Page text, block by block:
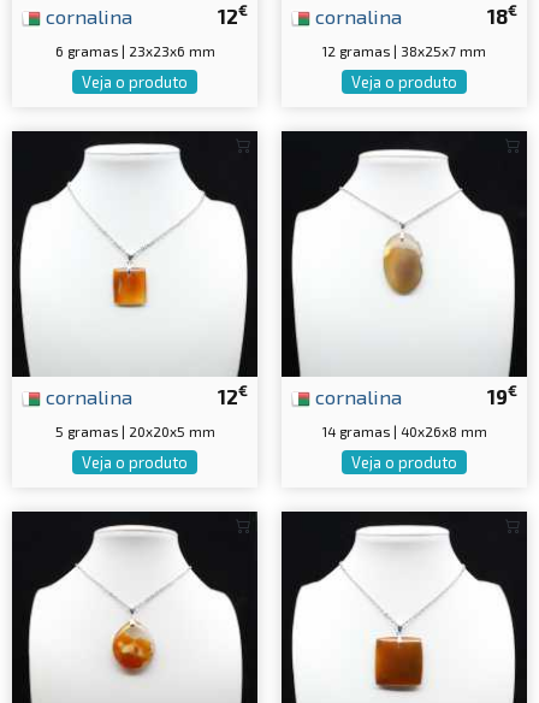
12€
cornalina
6 gramas | 23x23x6 mm
Veja o produto
18€
cornalina
12 gramas | 38x25x7 mm
Veja o produto
12€
cornalina
5 gramas | 20x20x5 mm
Veja o produto
19€
cornalina
14 gramas | 40x26x8 mm
Veja o produto